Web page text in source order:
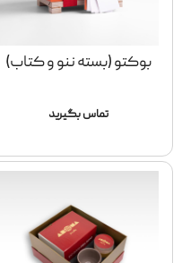
بوکتو (بسته ننو و کتاب)
تماس بگیرید